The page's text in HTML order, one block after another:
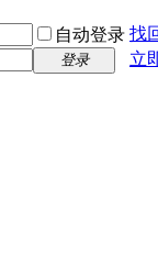
自动登录 找
登录
立